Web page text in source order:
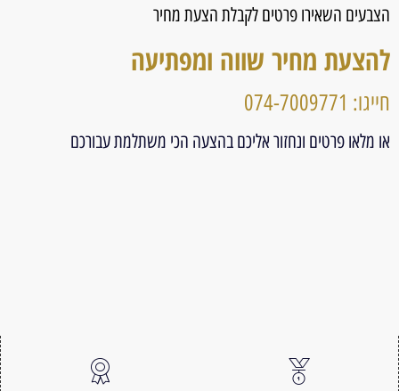
הצבעים השאירו פרטים לקבלת הצעת מחיר
להצעת מחיר שווה ומפתיעה
חייגו: 074-7009771
או מלאו פרטים ונחזור אליכם בהצעה הכי משתלמת עבורכם